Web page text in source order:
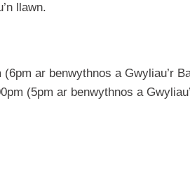
llawn.
ar benwythnos a Gwyliau’r
(5pm ar benwythnos a